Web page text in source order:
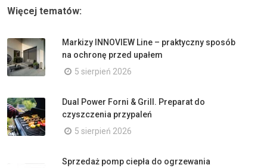
Więcej tematów:
Markizy INNOVIEW Line – praktyczny sposób
na ochronę przed upałem
5 sierpień 2026
Dual Power Forni & Grill. Preparat do
czyszczenia przypaleń
5 sierpień 2026
Sprzedaż pomp ciepła do ogrzewania